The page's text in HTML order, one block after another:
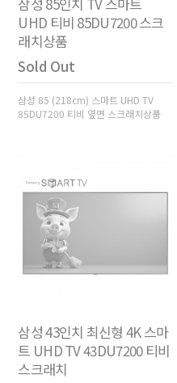
UHD 티비 85DU7200 스크
래치상품
Sold Out
삼성 85 (218cm) 스마트 UHD TV
85DU7200 티비 옆면 스크래치상품
삼성 43인치 최신형 4K 스마
트 UHD TV 43DU7200 티비
스크래치